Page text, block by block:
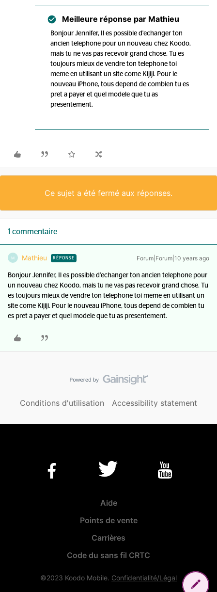
Meilleure réponse par Mathieu
Bonjour Jennifer, Il es possible d'echanger ton
ancien telephone pour un nouveau chez Koodo,
mais tu ne vas pas recevoir grand chose. Tu es
toujours mieux de vendre ton telephone toi
meme en utilisant un site come Kijiji. Pour le
nouveau iPhone, tous depend de combien tu es
pret a payer et quel modele que tu as
presentement.
Ce sujet a été fermé aux réponses.
1 commentaire
M Mathieu RÉPONSE Forum|Forum|10 years ago
Bonjour Jennifer, Il es possible d'echanger ton ancien telephone pour
un nouveau chez Koodo, mais tu ne vas pas recevoir grand chose. Tu
es toujours mieux de vendre ton telephone toi meme en utilisant un
site come Kijiji. Pour le nouveau iPhone, tous depend de combien tu
es pret a payer et quel modele que tu as presentement.
Conditions d'utilisation Accessibility statement
Aide
Points de vente
Carrières
Code du sans fil CRTC
©2023 Koodo Mobile. Confidentialité/Légal